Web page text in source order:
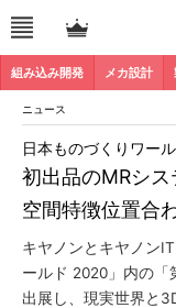
組み込み開発 メカ設計
ニュース
初出品のMRシ
空間特徴位置合
日本ものづくりワー
キヤノンとキヤノン
ールド 2020」内の「
出展し、現実世界と